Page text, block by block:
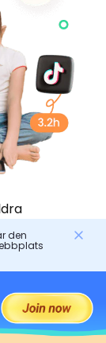
genom
skulle
den